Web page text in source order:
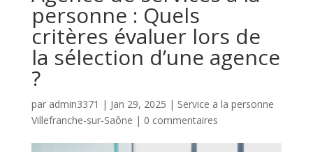
personne : Quels
critères évaluer lors de
la sélection d’une agence
?
par admin3371 | Jan 29, 2025 | Service a la personne
Villefranche-sur-Saône | 0 commentaires